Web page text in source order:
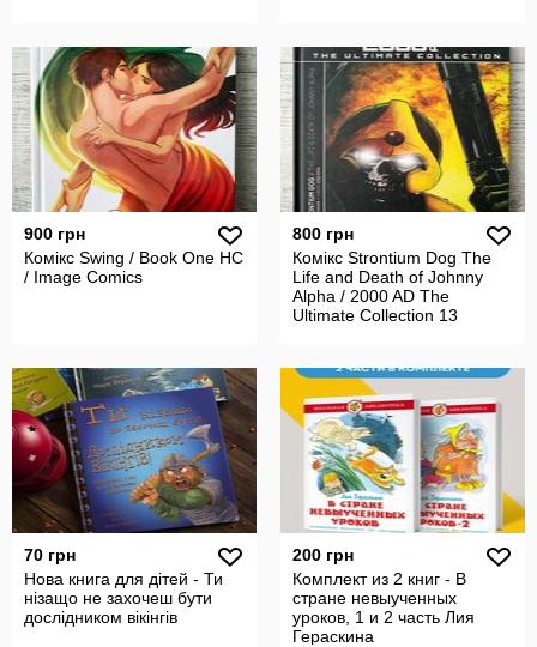
900 грн
Комікс Swing / Book One HC
/ Image Comics
800 грн
Комікс Strontium Dog The
Life and Death of Johnny
Alpha / 2000 AD The
Ultimate Collection 13
70 грн
Нова книга для дітей - Ти
нізащо не захочеш бути
дослідником вікінгів
200 грн
Комплект из 2 книг - В
стране невыученных
уроков, 1 и 2 часть Лия
Гераскина